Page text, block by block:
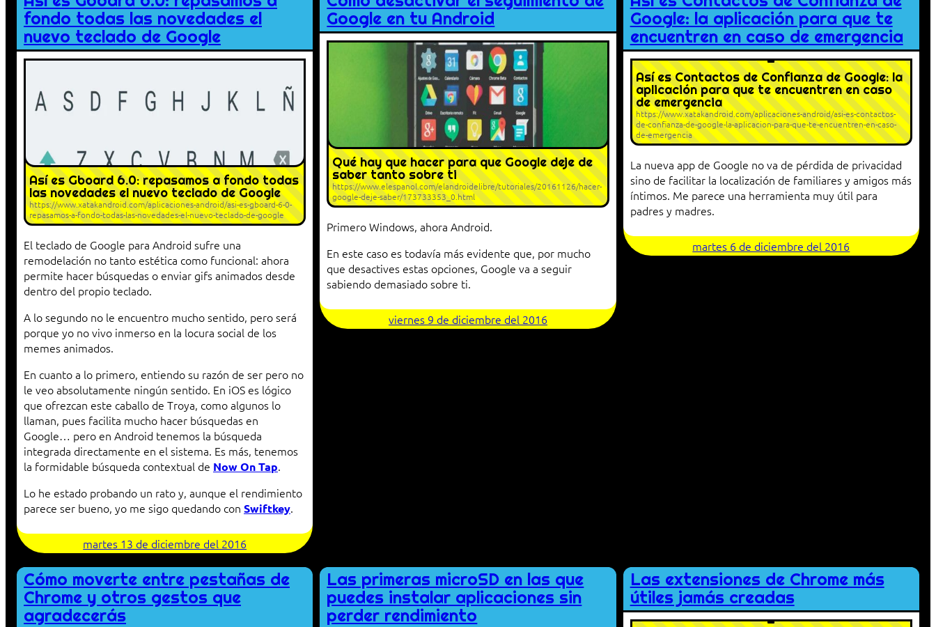
fondo todas las novedades el
nuevo teclado de Google
Así es Gboard 6.0: repasamos a fondo todas
las novedades el nuevo teclado de Google
https://www.xatakandroid.com/aplicaciones-android/asi-es-gboard-6-0-
repasamos-a-fondo-todas-las-novedades-el-nuevo-teclado-de-google
El teclado de Google para Android sufre una
remodelación no tanto estética como funcional: ahora
permite hacer búsquedas o enviar gifs animados desde
dentro del propio teclado.
A lo segundo no le encuentro mucho sentido, pero será
porque yo no vivo inmerso en la locura social de los
memes animados.
En cuanto a lo primero, entiendo su razón de ser pero no
le veo absolutamente ningún sentido. En iOS es lógico
que ofrezcan este caballo de Troya, como algunos lo
llaman, pues facilita mucho hacer búsquedas en
Google… pero en Android tenemos la búsqueda
integrada directamente en el sistema. Es más, tenemos
la formidable búsqueda contextual de Now On Tap.
Lo he estado probando un rato y, aunque el rendimiento
parece ser bueno, yo me sigo quedando con Swiftkey.
martes 13 de diciembre del 2016
Google en tu Android
Qué hay que hacer para que Google deje de
saber tanto sobre ti
https://www.elespanol.com/elandroidelibre/tutoriales/20161126/hacer-
google-deje-saber/173733353_0.html
Primero Windows, ahora Android.
En este caso es todavía más evidente que, por mucho
que desactives estas opciones, Google va a seguir
sabiendo demasiado sobre ti.
viernes 9 de diciembre del 2016
Google: la aplicación para que te
encuentren en caso de emergencia
Así es Contactos de Confianza de Google: la
aplicación para que te encuentren en caso
de emergencia
https://www.xatakandroid.com/aplicaciones-android/asi-es-contactos-
de-confianza-de-google-la-aplicacion-para-que-te-encuentren-en-caso-
de-emergencia
La nueva app de Google no va de pérdida de privacidad
sino de facilitar la localización de familiares y amigos más
íntimos. Me parece una herramienta muy útil para
padres y madres.
martes 6 de diciembre del 2016
Cómo moverte entre pestañas de
Chrome y otros gestos que
agradecerás
Las primeras microSD en las que
puedes instalar aplicaciones sin
perder rendimiento
Las extensiones de Chrome más
útiles jamás creadas